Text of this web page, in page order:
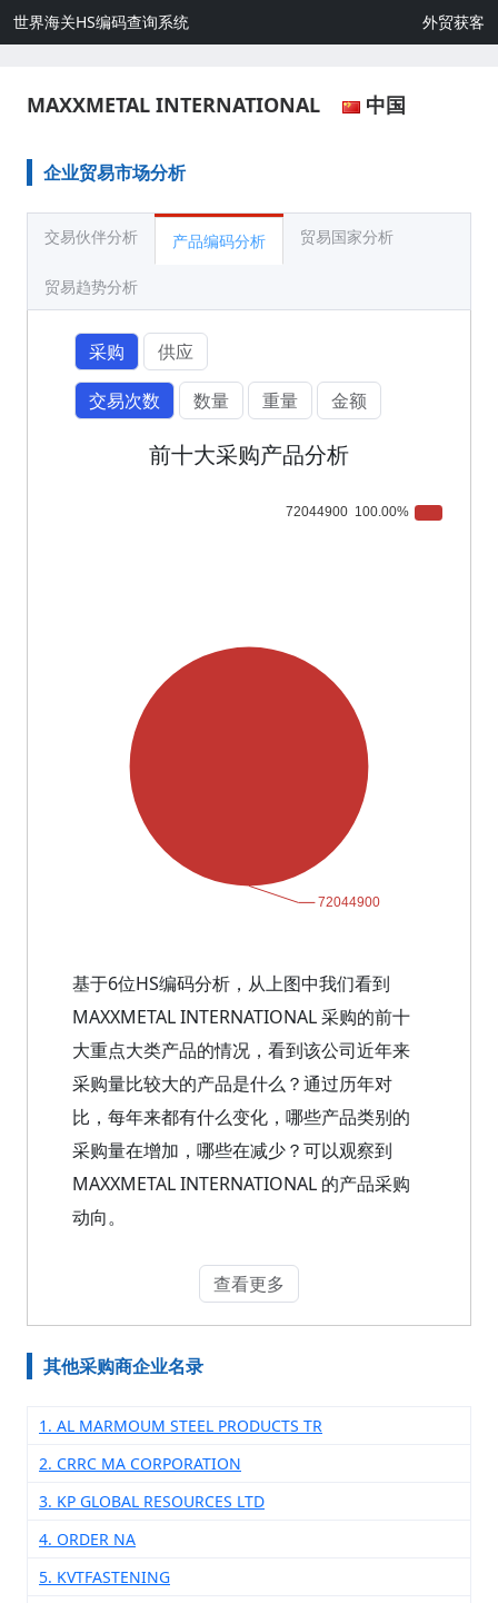
世界海关HS编码查询系统 外贸获客
MAXXMETAL INTERNATIONAL 中国
企业贸易市场分析
交易伙伴分析 产品编码分析 贸易国家分析
贸易趋势分析
采购
供应
交易次数
数量 重量 金额
前十大采购产品分析
基于6位HS编码分析，从上图中我们看到
MAXXMETAL INTERNATIONAL 采购的前十
大重点大类产品的情况，看到该公司近年来
采购量比较大的产品是什么？通过历年对
比，每年来都有什么变化，哪些产品类别的
采购量在增加，哪些在减少？可以观察到
MAXXMETAL INTERNATIONAL 的产品采购
动向。
查看更多
其他采购商企业名录
1. AL MARMOUM STEEL PRODUCTS TR
2. CRRC MA CORPORATION
3. KP GLOBAL RESOURCES LTD
4. ORDER NA
5. KVTFASTENING